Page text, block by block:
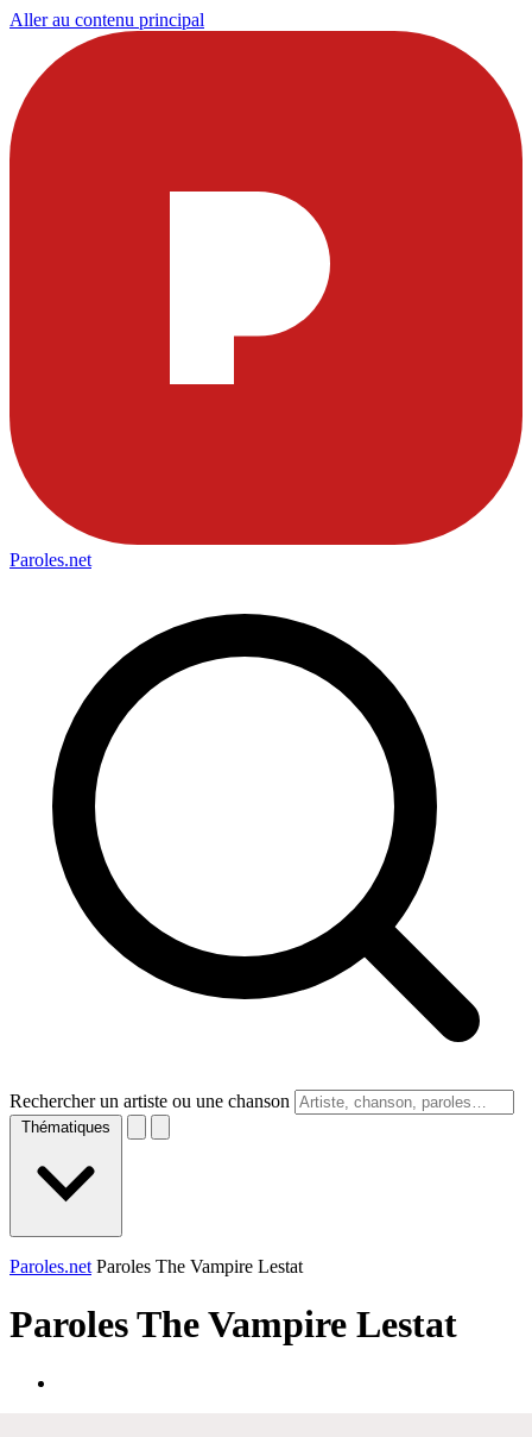
Aller au contenu principal
Paroles.net
Rechercher un artiste ou une chanson
Thématiques
Paroles.net Paroles The Vampire Lestat
ParolesThe Vampire Lestat